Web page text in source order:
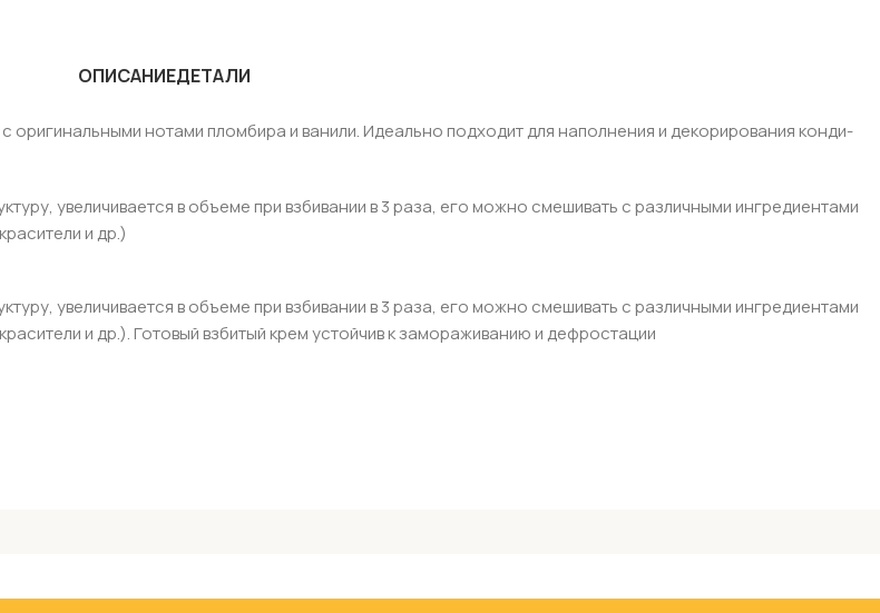
ОПИСАНИЕДЕТАЛИ
оригинальными нотами пломбира и ванили. Идеально подходит для наполнения и декорирования конди­
увеличивается в объеме при взбивании в 3 раза, его можно смешивать с различными ингредиентами
и др.)
увеличивается в объеме при взбивании в 3 раза, его можно смешивать с различными ингредиентами
и др.). Готовый взбитый крем устойчив к замораживанию и дефростации